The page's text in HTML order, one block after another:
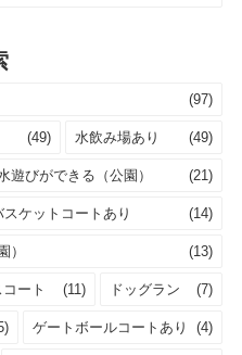
(97)
(49) 水飲み場あり (49)
遊びができる（公園） (21)
スケットコートあり (14)
） (13)
ート (11) ドッグラン (7)
ゲートボールコートあり (4)